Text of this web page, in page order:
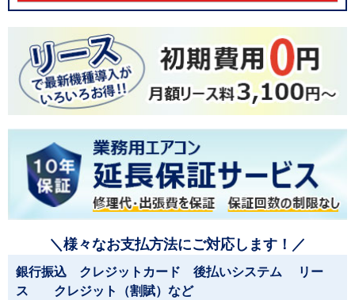
＼様々なお支払方法にご対応します！／
銀行振込 クレジットカード 後払いシステム リー
ス クレジット（割賦）など